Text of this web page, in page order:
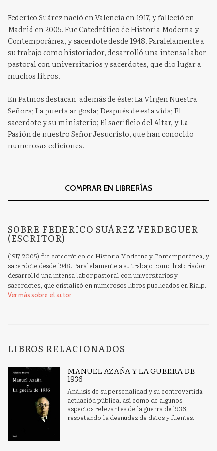
Federico Suárez nació en Valencia en 1917, y falleció en
Madrid en 2005. Fue Catedrático de Historia Moderna y
Contemporánea, y sacerdote desde 1948. Paralelamente a
su trabajo como historiador, desarrolló una intensa labor
pastoral con universitarios y sacerdotes, que dio lugar a
muchos libros.
En Patmos destacan, además de éste: La Virgen Nuestra
Señora; La puerta angosta; Después de esta vida; El
sacerdote y su ministerio; El sacrificio del Altar, y La
Pasión de nuestro Señor Jesucristo, que han conocido
numerosas ediciones.
COMPRAR EN LIBRERÍAS
SOBRE FEDERICO SUÁREZ VERDEGUER
(ESCRITOR)
(1917-2005) fue catedrático de Historia Moderna y Contemporánea, y
sacerdote desde 1948. Paralelamente a su trabajo como historiador
desarrolló una intensa labor pastoral con universitarios y
sacerdotes, que cristalizó en numerosos libros publicados en Rialp.
Ver más sobre el autor
LIBROS RELACIONADOS
MANUEL AZAÑA Y LA GUERRA DE
1936
Análisis de su personalidad y su controvertida
actuación pública, así como de algunos
aspectos relevantes de la guerra de 1936,
respetando la desnudez de datos y fuentes.